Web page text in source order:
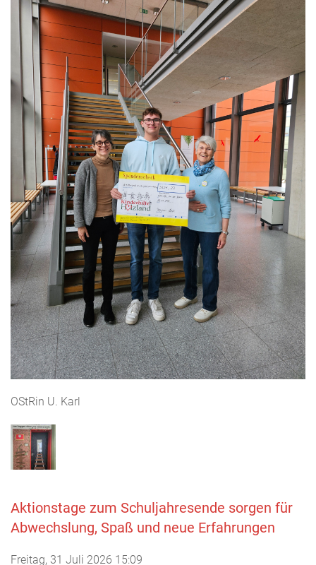
OStRin U. Karl
Aktionstage zum Schuljahresende sorgen für
Abwechslung, Spaß und neue Erfahrungen
Freitag, 31 Juli 2026 15:09